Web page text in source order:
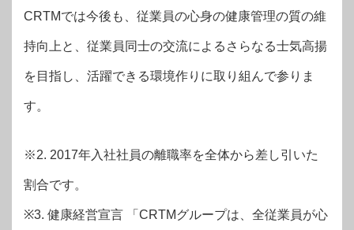
CRTMでは今後も、従業員の心身の健康管理の質の維
持向上と、従業員同士の交流によるさらなる士気高揚
を目指し、活躍できる環境作りに取り組んで参りま
す。
※2. 2017年入社社員の離職率を全体から差し引いた
割合です。
※3. 健康経営宣言 「CRTMグループは、全従業員が心